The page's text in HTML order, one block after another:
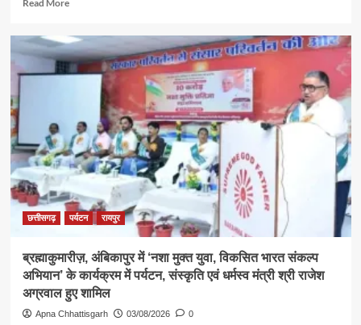
Read More
श्रावण
के
प्रथम
कैबिनेट
मंत्री
श्री
राजेश
अग्रवाल
ने
लखनपुर
में
विधि-
विधान
छत्तीसगढ़ पर्यटन रायपुर
ब्रह्माकुमारीज़, अंबिकापुर में ‘नशा मुक्त युवा, विकसित भारत संकल्प
अभियान’ के कार्यक्रम में पर्यटन, संस्कृति एवं धर्मस्व मंत्री श्री राजेश
अग्रवाल हुए शामिल
Apna Chhattisgarh 03/08/2026 0